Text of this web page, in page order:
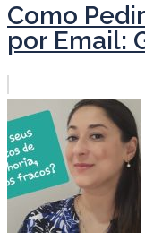
Como
por Email: